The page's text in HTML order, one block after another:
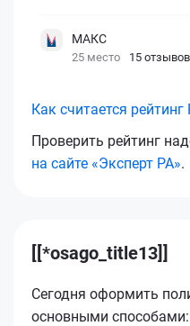
МАКС
25 место 15 отзывов
Как считается рейтинг
Проверить рейтинг
на сайте «Эксперт РА».
[[*osago_title13]]
Сегодня оформить
основными